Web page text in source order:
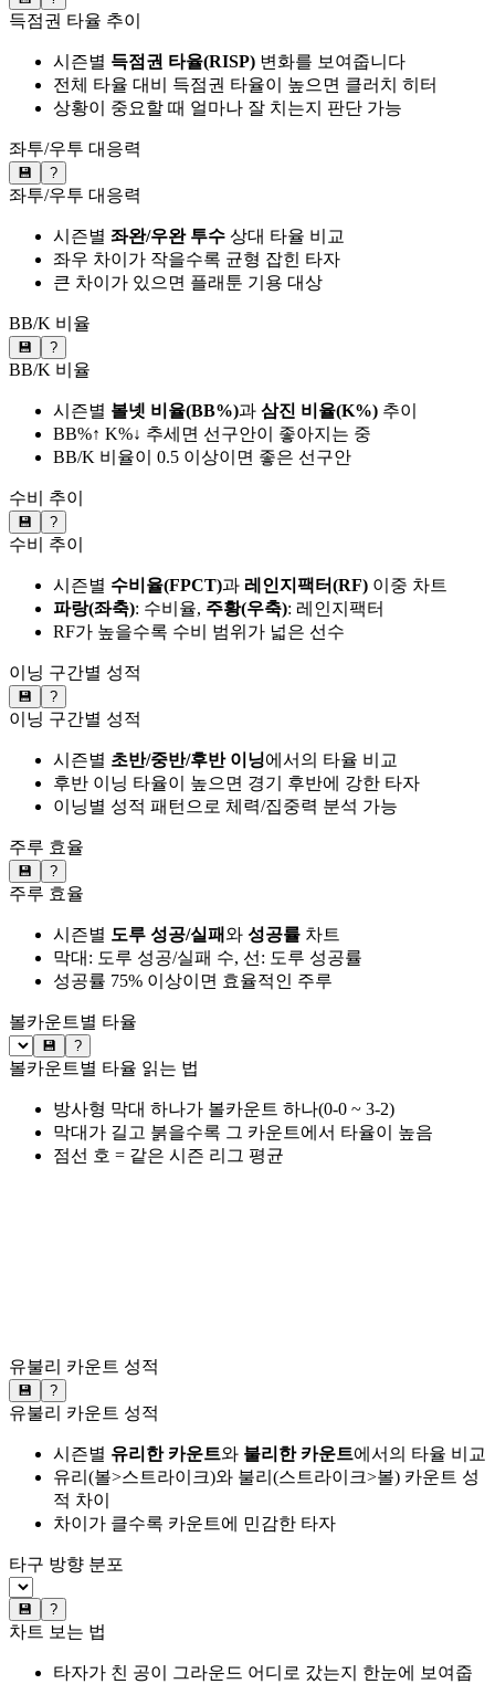
득점권 타율 추이
시즌별 득점권 타율(RISP) 변화를 보여줍니다
전체 타율 대비 득점권 타율이 높으면 클러치 히터
상황이 중요할 때 얼마나 잘 치는지 판단 가능
좌투/우투 대응력
💾 ?
좌투/우투 대응력
시즌별 좌완/우완 투수 상대 타율 비교
좌우 차이가 작을수록 균형 잡힌 타자
큰 차이가 있으면 플래툰 기용 대상
BB/K 비율
💾 ?
BB/K 비율
시즌별 볼넷 비율(BB%)과 삼진 비율(K%) 추이
BB%↑ K%↓ 추세면 선구안이 좋아지는 중
BB/K 비율이 0.5 이상이면 좋은 선구안
수비 추이
💾 ?
수비 추이
시즌별 수비율(FPCT)과 레인지팩터(RF) 이중 차트
파랑(좌축): 수비율, 주황(우축): 레인지팩터
RF가 높을수록 수비 범위가 넓은 선수
이닝 구간별 성적
💾 ?
이닝 구간별 성적
시즌별 초반/중반/후반 이닝에서의 타율 비교
후반 이닝 타율이 높으면 경기 후반에 강한 타자
이닝별 성적 패턴으로 체력/집중력 분석 가능
주루 효율
💾 ?
주루 효율
시즌별 도루 성공/실패와 성공률 차트
막대: 도루 성공/실패 수, 선: 도루 성공률
성공률 75% 이상이면 효율적인 주루
볼카운트별 타율
💾 ?
볼카운트별 타율 읽는 법
방사형 막대 하나가 볼카운트 하나(0-0 ~ 3-2)
막대가 길고 붉을수록 그 카운트에서 타율이 높음
점선 호 = 같은 시즌 리그 평균
유불리 카운트 성적
💾 ?
유불리 카운트 성적
시즌별 유리한 카운트와 불리한 카운트에서의 타율 비교
유리(볼>스트라이크)와 불리(스트라이크>볼) 카운트 성
적 차이
차이가 클수록 카운트에 민감한 타자
타구 방향 분포
💾 ?
차트 보는 법
타자가 친 공이 그라운드 어디로 갔는지 한눈에 보여줍